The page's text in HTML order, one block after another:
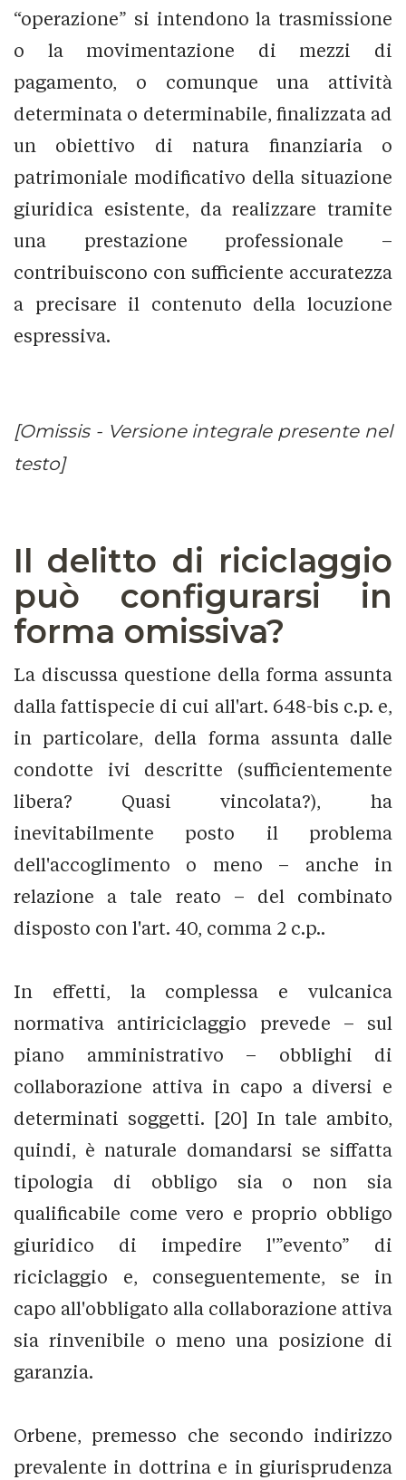
“operazione” si intendono la trasmissione
o la movimentazione di mezzi di
pagamento, o comunque una attività
determinata o determinabile, finalizzata ad
un obiettivo di natura finanziaria o
patrimoniale modificativo della situazione
giuridica esistente, da realizzare tramite
una prestazione professionale –
contribuiscono con sufficiente accuratezza
a precisare il contenuto della locuzione
espressiva.
[Omissis - Versione integrale presente nel
testo]
Il delitto di riciclaggio
può configurarsi in
forma omissiva?
La discussa questione della forma assunta
dalla fattispecie di cui all'art. 648-bis c.p. e,
in particolare, della forma assunta dalle
condotte ivi descritte (sufficientemente
libera? Quasi vincolata?), ha
inevitabilmente posto il problema
dell'accoglimento o meno – anche in
relazione a tale reato – del combinato
disposto con l'art. 40, comma 2 c.p..
In effetti, la complessa e vulcanica
normativa antiriciclaggio prevede – sul
piano amministrativo – obblighi di
collaborazione attiva in capo a diversi e
determinati soggetti. [20] In tale ambito,
quindi, è naturale domandarsi se siffatta
tipologia di obbligo sia o non sia
qualificabile come vero e proprio obbligo
giuridico di impedire l'”evento” di
riciclaggio e, conseguentemente, se in
capo all'obbligato alla collaborazione attiva
sia rinvenibile o meno una posizione di
garanzia.
Orbene, premesso che secondo indirizzo
prevalente in dottrina e in giurisprudenza